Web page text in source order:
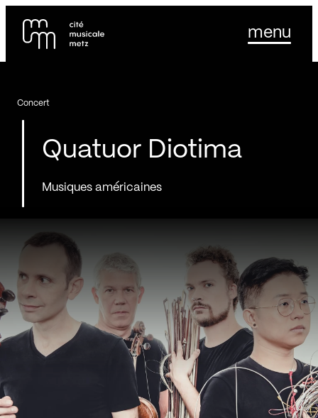
Se rendre au
Contenu principal
menu
Quatuor Diotima
Musiques américaines
Concert